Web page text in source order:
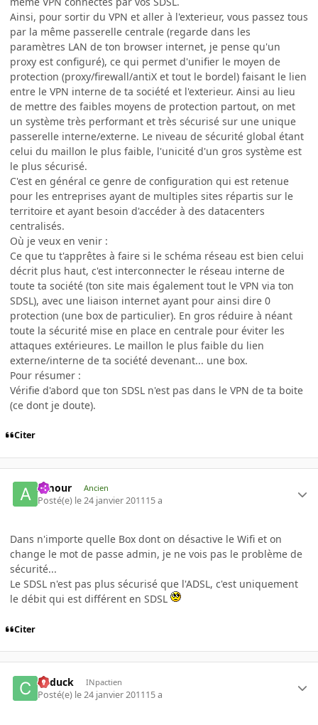
Ainsi, pour sortir du VPN et aller à l'exterieur, vous passez tous
par la même passerelle centrale (regarde dans les
paramètres LAN de ton browser internet, je pense qu'un
proxy est configuré), ce qui permet d'unifier le moyen de
protection (proxy/firewall/antiX et tout le bordel) faisant le lien
entre le VPN interne de ta société et l'exterieur. Ainsi au lieu
de mettre des faibles moyens de protection partout, on met
un système très performant et très sécurisé sur une unique
passerelle interne/externe. Le niveau de sécurité global étant
celui du maillon le plus faible, l'unicité d'un gros système est
le plus sécurisé.
C'est en général ce genre de configuration qui est retenue
pour les entreprises ayant de multiples sites répartis sur le
territoire et ayant besoin d'accéder à des datacenters
centralisés.
Où je veux en venir :
Ce que tu t'apprêtes à faire si le schéma réseau est bien celui
décrit plus haut, c'est interconnecter le réseau interne de
toute ta société (ton site mais également tout le VPN via ton
SDSL), avec une liaison internet ayant pour ainsi dire 0
protection (une box de particulier). En gros réduire à néant
toute la sécurité mise en place en centrale pour éviter les
attaques extérieures. Le maillon le plus faible du lien
externe/interne de ta société devenant... une box.
Pour résumer :
Vérifie d'abord que ton SDSL n'est pas dans le VPN de ta boite
(ce dont je doute).
Citer
Amour Ancien
Posté(e) le 24 janvier 201115 a
Dans n'importe quelle Box dont on désactive le Wifi et on
change le mot de passe admin, je ne vois pas le problème de
sécurité...
Le SDSL n'est pas plus sécurisé que l'ADSL, c'est uniquement
le débit qui est différent en SDSL
Citer
Cyduck INpactien
Posté(e) le 24 janvier 201115 a